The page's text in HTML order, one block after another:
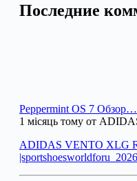
Последние
Peppermint OS 7 Обзор…
1 місяць тому от
ADIDAS VENTO XLG